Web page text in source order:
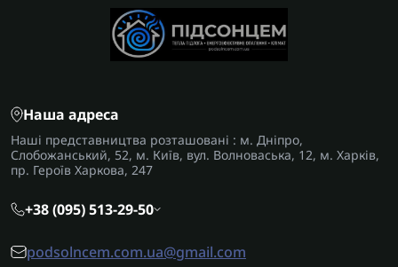
Наша адреса
Наші представництва розташовані : м. Дніпро,
Слобожанський, 52, м. Київ, вул. Волноваська, 12, м. Харків,
пр. Героїв Харкова, 247
+38 (095) 513-29-50
podsolncem.com.ua@gmail.com